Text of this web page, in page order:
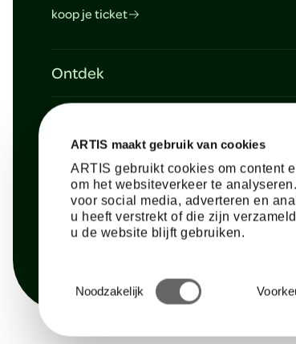
ARTIS maakt gebruik van cookies
ARTIS gebruikt cookies om content
om het websiteverkeer te
voor social media, adverteren en
u heeft verstrekt of die zijn
u de website blijft gebruiken.
Noodzakelijk
koop je ticket
Ontdek
Plan je bezoek
Nieuws uit ARTIS
ARTIS-lidmaatschap
Zakelijke evenementen
Werken bij
Pers
Geschiedenis
Missie van ARTIS
Partners
Hulp nodig?
Contact & informatie
Veelgestelde vragen